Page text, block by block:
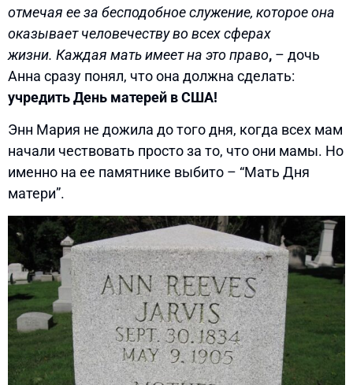
отмечая ее за бесподобное служение, которое она
оказывает человечеству во всех сферах
жизни. Каждая мать имеет на это право, – дочь
Анна сразу понял, что она должна сделать:
учредить День матерей в США!
Энн Мария не дожила до того дня, когда всех мам
начали чествовать просто за то, что они мамы. Но
именно на ее памятнике выбито – “Мать Дня
матери”.